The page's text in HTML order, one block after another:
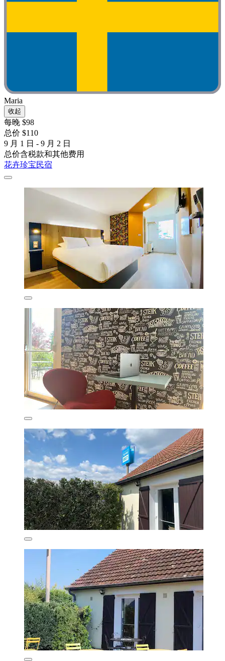
Maria
收起
每晚 $98
总价 $110
9 月 1 日 - 9 月 2 日
总价含税款和其他费用
花卉珍宝民宿